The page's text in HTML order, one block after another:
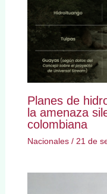
Planes de
la amenaza
colombiana
Nacionales/ 21 de